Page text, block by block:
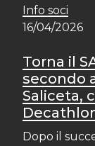
Info soci
16/04/2026
Torna il
secondo
Saliceta,
Dopo il